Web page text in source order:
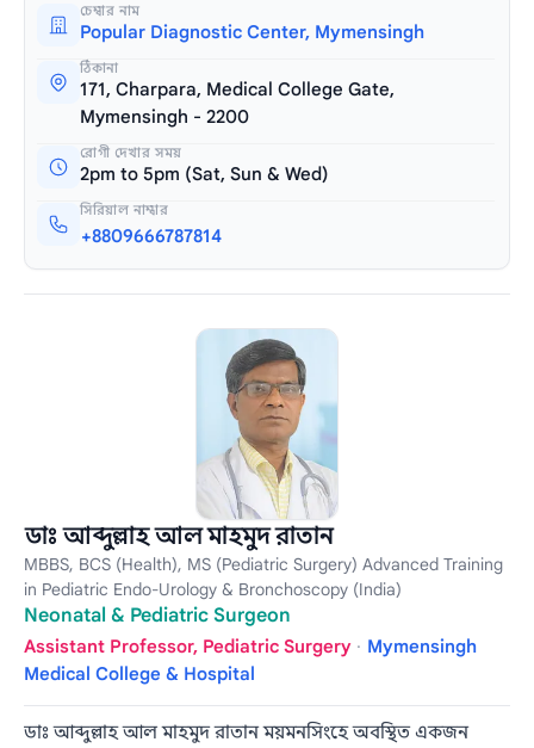
চেম্বার নাম
Popular Diagnostic Center, Mymensingh
ঠিকানা
171, Charpara, Medical College Gate,
Mymensingh - 2200
রোগী দেখার সময়
2pm to 5pm (Sat, Sun & Wed)
সিরিয়াল নাম্বার
+8809666787814
ডাঃ আব্দুল্লাহ আল মাহমুদ রাতান
MBBS, BCS (Health), MS (Pediatric Surgery) Advanced Training
in Pediatric Endo-Urology & Bronchoscopy (India)
Neonatal & Pediatric Surgeon
Assistant Professor, Pediatric Surgery · Mymensingh
Medical College & Hospital
ডাঃ আব্দুল্লাহ আল মাহমুদ রাতান ময়মনসিংহে অবস্থিত একজন